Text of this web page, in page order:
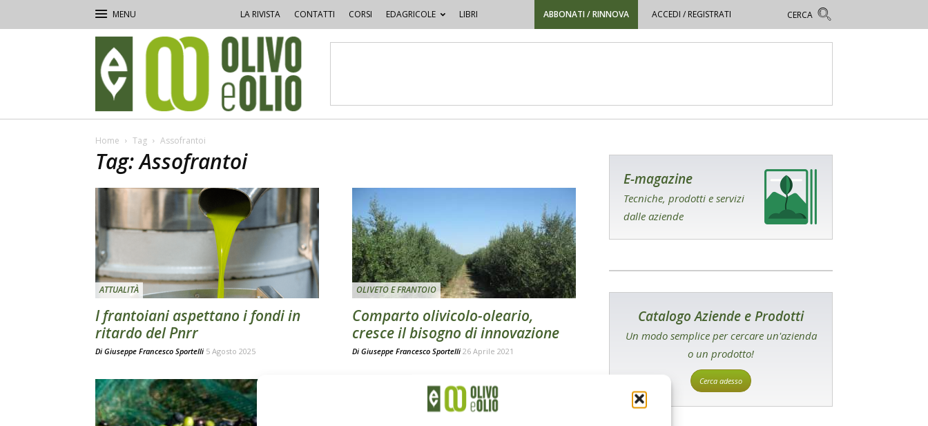
LA RIVISTA CONTATTI CORSI EDAGRICOLE LIBRI ABBONATI / RINNOVA ACCEDI / REGISTRATI
e
Olio
Home Tag Assofrantoi
Tag: Assofrantoi
ATTUALITÀ
I frantoiani aspettano i fondi in
ritardo del Pnrr
Di Giuseppe Francesco Sportelli 5 Agosto 2025
OLIVETO E FRANTOIO
Comparto olivicolo-oleario,
cresce il bisogno di innovazione
Di Giuseppe Francesco Sportelli 26 Aprile 2021
E-magazine
Tecniche, prodotti e servizi
dalle aziende
Catalogo Aziende e Prodotti
Un modo semplice per cercare un'azienda
o un prodotto!
Cerca adesso